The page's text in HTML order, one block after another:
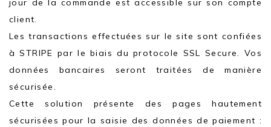
jour de la commande est accessible sur son compte
client.
Les transactions effectuées sur le site sont confiées
à STRIPE par le biais du protocole SSL Secure. Vos
données bancaires seront traitées de manière
sécurisée.
Cette solution présente des pages hautement
sécurisées pour la saisie des données de paiement :